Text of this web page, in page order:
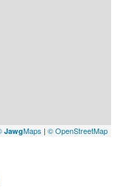
JawgMaps | © OpenStreetMap